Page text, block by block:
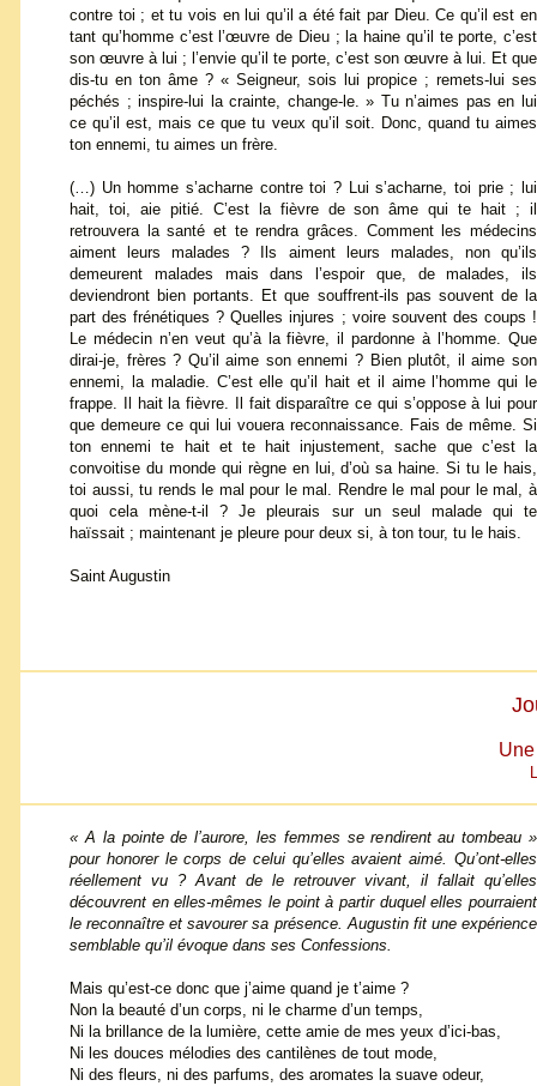
contre toi ; et tu vois en lui qu’il a été fait par Dieu. Ce qu’il est en
tant qu’homme c’est l’œuvre de Dieu ; la haine qu’il te porte, c’est
son œuvre à lui ; l’envie qu’il te porte, c’est son œuvre à lui. Et que
dis-tu en ton âme ? « Seigneur, sois lui propice ; remets-lui ses
péchés ; inspire-lui la crainte, change-le. » Tu n’aimes pas en lui
ce qu’il est, mais ce que tu veux qu’il soit. Donc, quand tu aimes
ton ennemi, tu aimes un frère.
(…) Un homme s’acharne contre toi ? Lui s’acharne, toi prie ; lui
hait, toi, aie pitié. C’est la fièvre de son âme qui te hait ; il
retrouvera la santé et te rendra grâces. Comment les médecins
aiment leurs malades ? Ils aiment leurs malades, non qu’ils
demeurent malades mais dans l’espoir que, de malades, ils
deviendront bien portants. Et que souffrent-ils pas souvent de la
part des frénétiques ? Quelles injures ; voire souvent des coups !
Le médecin n’en veut qu’à la fièvre, il pardonne à l’homme. Que
dirai-je, frères ? Qu’il aime son ennemi ? Bien plutôt, il aime son
ennemi, la maladie. C’est elle qu’il hait et il aime l’homme qui le
frappe. Il hait la fièvre. Il fait disparaître ce qui s’oppose à lui pour
que demeure ce qui lui vouera reconnaissance. Fais de même. Si
ton ennemi te hait et te hait injustement, sache que c’est la
convoitise du monde qui règne en lui, d’où sa haine. Si tu le hais,
toi aussi, tu rends le mal pour le mal. Rendre le mal pour le mal, à
quoi cela mène-t-il ? Je pleurais sur un seul malade qui te
haïssait ; maintenant je pleure pour deux si, à ton tour, tu le hais.
Saint Augustin
« A la pointe de l’aurore, les femmes se rendirent au tombeau »
pour honorer le corps de celui qu’elles avaient aimé. Qu’ont-elles
réellement vu ? Avant de le retrouver vivant, il fallait qu’elles
découvrent en elles-mêmes le point à partir duquel elles pourraient
le reconnaître et savourer sa présence. Augustin fit une expérience
semblable qu’il évoque dans ses Confessions.
Mais qu’est-ce donc que j’aime quand je t’aime ?
Non la beauté d’un corps, ni le charme d’un temps,
Ni la brillance de la lumière, cette amie de mes yeux d’ici-bas,
Ni les douces mélodies des cantilènes de tout mode,
Ni des fleurs, ni des parfums, des aromates la suave odeur,